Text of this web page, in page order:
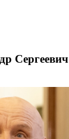
Сергеевич